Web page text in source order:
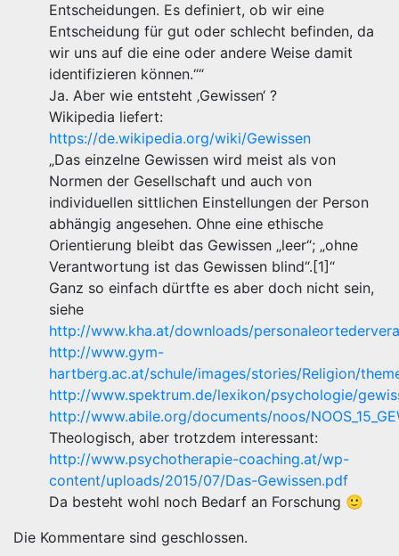
Entscheidungen. Es definiert, ob wir eine
Entscheidung für gut oder schlecht befinden, da
wir uns auf die eine oder andere Weise damit
identifizieren können.““
Ja. Aber wie entsteht ‚Gewissen‘ ?
Wikipedia liefert:
https://de.wikipedia.org/wiki/Gewissen
„Das einzelne Gewissen wird meist als von
Normen der Gesellschaft und auch von
individuellen sittlichen Einstellungen der Person
abhängig angesehen. Ohne eine ethische
Orientierung bleibt das Gewissen „leer“; „ohne
Verantwortung ist das Gewissen blind“.[1]“
Ganz so einfach dürtfte es aber doch nicht sein,
siehe
http://www.kha.at/downloads/
http://www.gym-
hartberg.ac.at/schule/images/stories/Religion/
http://www.spektrum.de/lexikon/psychologie/
http://www.abile.org/documents/noos/
Theologisch, aber trotzdem interessant:
http://www.psychotherapie-coaching.at/wp-
content/uploads/2015/07/Das-Gewissen.pdf
Da besteht wohl noch Bedarf an Forschung 🙂
Die Kommentare sind geschlossen.